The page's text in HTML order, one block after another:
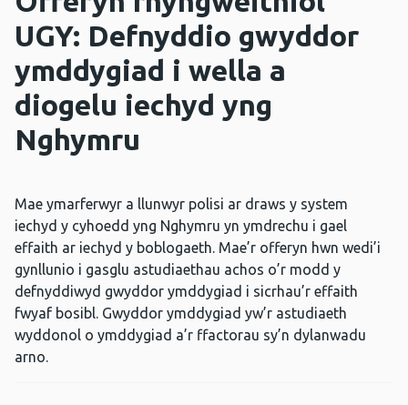
UGY: Defnyddio gwyddor
ymddygiad i wella a
diogelu iechyd yng
Nghymru
Mae ymarferwyr a llunwyr polisi ar draws y system
iechyd y cyhoedd yng Nghymru yn ymdrechu i gael
effaith ar iechyd y boblogaeth. Mae’r offeryn hwn wedi’i
gynllunio i gasglu astudiaethau achos o’r modd y
defnyddiwyd gwyddor ymddygiad i sicrhau’r effaith
fwyaf bosibl. Gwyddor ymddygiad yw’r astudiaeth
wyddonol o ymddygiad a’r ffactorau sy’n dylanwadu
arno.